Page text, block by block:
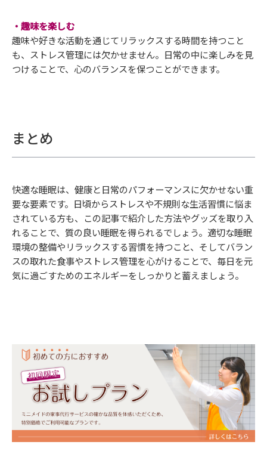
・趣味を楽しむ
趣味や好きな活動を通じてリラックスする時間を持つこと
も、ストレス管理には欠かせません。日常の中に楽しみを見
つけることで、心のバランスを保つことができます。
まとめ
快適な睡眠は、健康と日常のパフォーマンスに欠かせない重
要な要素です。日頃からストレスや不規則な生活習慣に悩ま
されている方も、この記事で紹介した方法やグッズを取り入
れることで、質の良い睡眠を得られるでしょう。適切な睡眠
環境の整備やリラックスする習慣を持つこと、そしてバラン
スの取れた食事やストレス管理を心がけることで、毎日を元
気に過ごすためのエネルギーをしっかりと蓄えましょう。